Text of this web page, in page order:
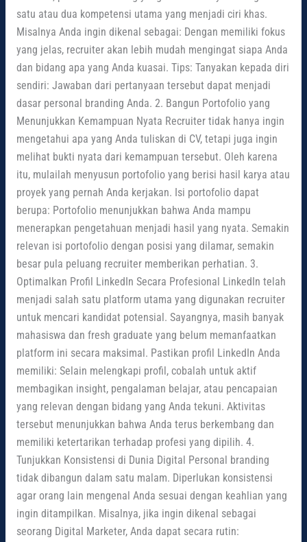
satu atau dua kompetensi utama yang menjadi ciri khas.
Misalnya Anda ingin dikenal sebagai: Dengan memiliki fokus
yang jelas, recruiter akan lebih mudah mengingat siapa Anda
dan bidang apa yang Anda kuasai. Tips: Tanyakan kepada diri
sendiri: Jawaban dari pertanyaan tersebut dapat menjadi
dasar personal branding Anda. 2. Bangun Portofolio yang
Menunjukkan Kemampuan Nyata Recruiter tidak hanya ingin
mengetahui apa yang Anda tuliskan di CV, tetapi juga ingin
melihat bukti nyata dari kemampuan tersebut. Oleh karena
itu, mulailah menyusun portofolio yang berisi hasil karya atau
proyek yang pernah Anda kerjakan. Isi portofolio dapat
berupa: Portofolio menunjukkan bahwa Anda mampu
menerapkan pengetahuan menjadi hasil yang nyata. Semakin
relevan isi portofolio dengan posisi yang dilamar, semakin
besar pula peluang recruiter memberikan perhatian. 3.
Optimalkan Profil LinkedIn Secara Profesional LinkedIn telah
menjadi salah satu platform utama yang digunakan recruiter
untuk mencari kandidat potensial. Sayangnya, masih banyak
mahasiswa dan fresh graduate yang belum memanfaatkan
platform ini secara maksimal. Pastikan profil LinkedIn Anda
memiliki: Selain melengkapi profil, cobalah untuk aktif
membagikan insight, pengalaman belajar, atau pencapaian
yang relevan dengan bidang yang Anda tekuni. Aktivitas
tersebut menunjukkan bahwa Anda terus berkembang dan
memiliki ketertarikan terhadap profesi yang dipilih. 4.
Tunjukkan Konsistensi di Dunia Digital Personal branding
tidak dibangun dalam satu malam. Diperlukan konsistensi
agar orang lain mengenal Anda sesuai dengan keahlian yang
ingin ditampilkan. Misalnya, jika ingin dikenal sebagai
seorang Digital Marketer, Anda dapat secara rutin: